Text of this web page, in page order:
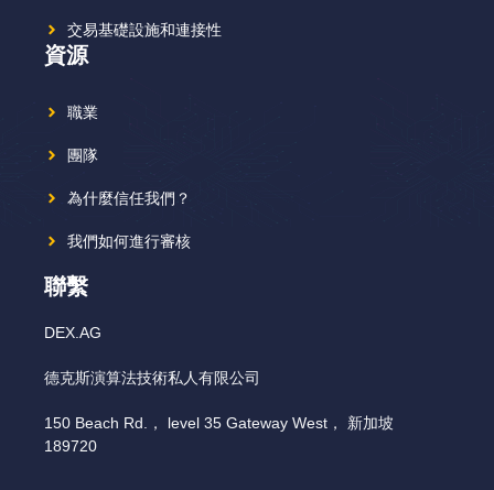
交易基礎設施和連接性
資源
職業
團隊
為什麼信任我們？
我們如何進行審核
聯繫
DEX.AG
德克斯演算法技術私人有限公司
150 Beach Rd.， level 35 Gateway West， 新加坡
189720